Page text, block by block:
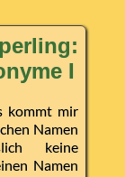
I
kommt mir
Namen
keine
Namen